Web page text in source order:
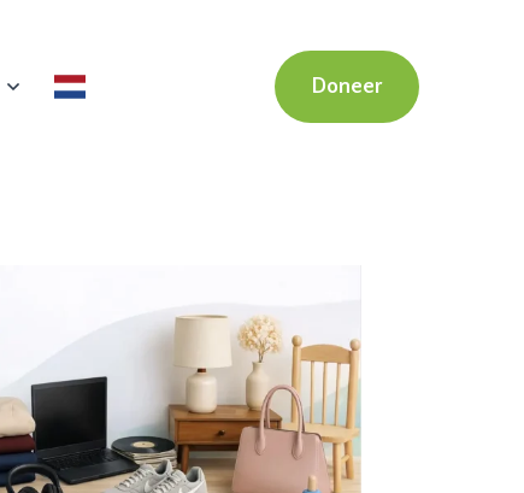
Doneer